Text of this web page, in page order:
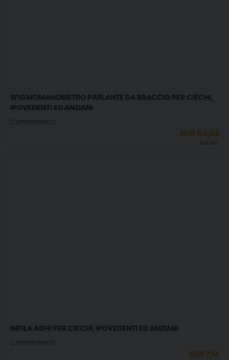
SFIGMOMANOMETRO PARLANTE DA BRACCIO PER CIECHI,
IPOVEDENTI ED ANZIANI
Cambratech
EUR 54,44
IVA incl.
INFILA AGHI PER CIECHI, IPOVEDENTI ED ANZIANI
Cambratech
EUR7,14